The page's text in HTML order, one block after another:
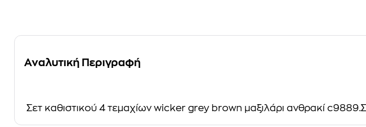
Αναλυτική Περιγραφή
Σετ καθιστικού 4 τεμαχίων wicker grey brown μαξιλάρι ανθρακί